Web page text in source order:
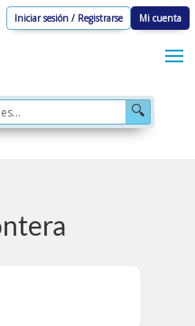
Iniciar sesión / Registrarse Mi cuenta
🔍